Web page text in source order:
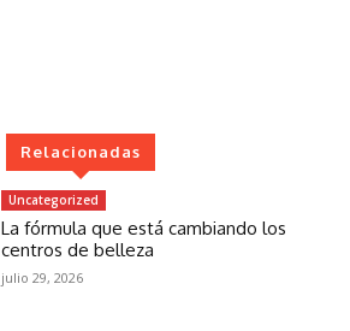
Relacionadas
Uncategorized
La fórmula que está cambiando los
centros de belleza
julio 29, 2026